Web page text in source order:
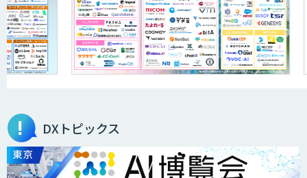
AIR-NEXUS
Smart Search
DXトピックス